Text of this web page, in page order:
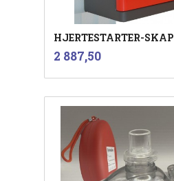
HJERTESTARTER-SKAP
Pris
2 887,50mva.